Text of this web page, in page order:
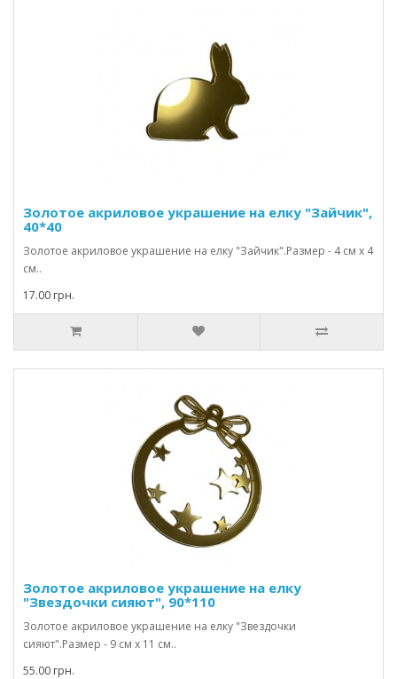
Золотое акриловое украшение на елку "Зайчик",
40*40
Золотое акриловое украшение на елку "Зайчик".Размер - 4 см х 4
см..
17.00 грн.
Золотое акриловое украшение на елку
"Звездочки сияют", 90*110
Золотое акриловое украшение на елку "Звездочки
сияют".Размер - 9 см х 11 см..
55.00 грн.